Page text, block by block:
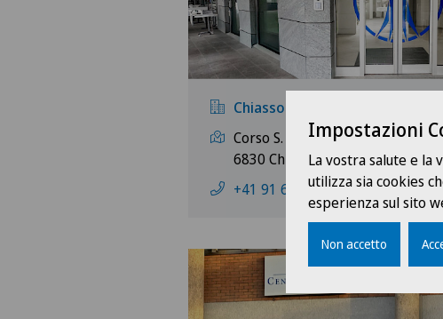
Chiasso
Corso S. Gottardo 6 e 13
6830 Chiasso
+41 91 640 25 25
Impostazioni
La vostra salute e
utilizza sia cookies
esperienza sul sito
Non accetto